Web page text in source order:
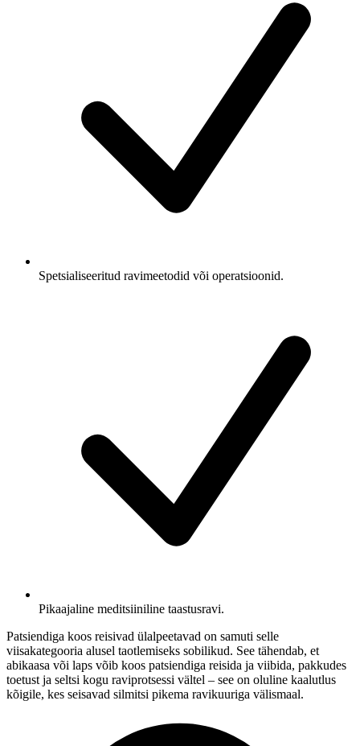
Spetsialiseeritud ravimeetodid või operatsioonid.
Pikaajaline meditsiiniline taastusravi.
Patsiendiga koos reisivad ülalpeetavad on samuti selle
viisakategooria alusel taotlemiseks sobilikud. See tähendab, et
abikaasa või laps võib koos patsiendiga reisida ja viibida, pakkudes
toetust ja seltsi kogu raviprotsessi vältel – see on oluline kaalutlus
kõigile, kes seisavad silmitsi pikema ravikuuriga välismaal.